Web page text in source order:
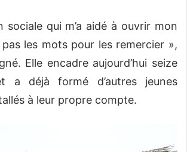
sociale qui m’a aidé à ouvrir mon
pas les mots pour les remercier »,
Elle encadre aujourd’hui seize
a déjà formé d’autres jeunes
à leur propre compte.